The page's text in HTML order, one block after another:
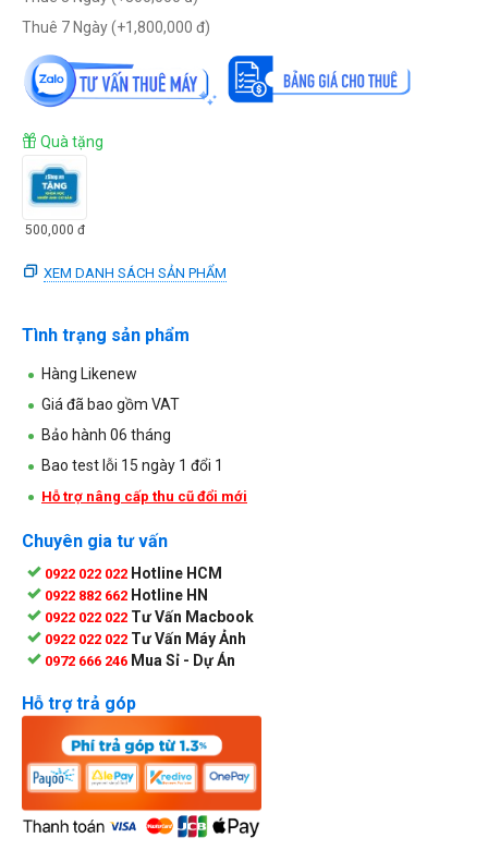
Thuê 7 Ngày (+1,800,000 đ)
Quà tặng
500,000 đ
XEM DANH SÁCH SẢN PHẨM
Tình trạng sản phẩm
Hàng Likenew
Giá đã bao gồm VAT
Bảo hành 06 tháng
Bao test lỗi 15 ngày 1 đổi 1
Hỗ trợ nâng cấp thu cũ đổi mới
Chuyên gia tư vấn
0922 022 022 Hotline HCM
0922 882 662 Hotline HN
0922 022 022 Tư Vấn Macbook
0922 022 022 Tư Vấn Máy Ảnh
0972 666 246 Mua Sỉ - Dự Án
Hỗ trợ trả góp